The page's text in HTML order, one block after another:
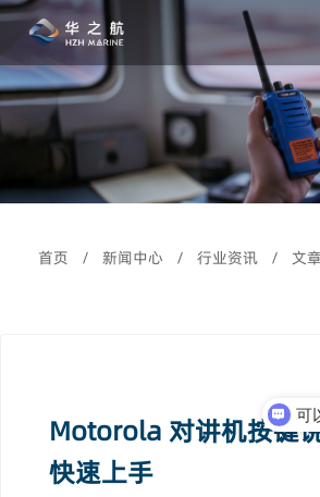
首页 / 新闻中心 / 行业资讯 / 文
Motorola 对讲机按键
快速上手